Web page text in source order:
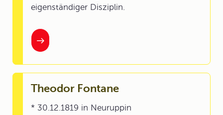
eigenständiger Disziplin.
Theodor Fontane
* 30.12.1819 in Neuruppin